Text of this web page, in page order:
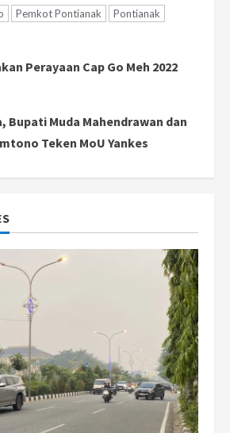
Pemkot Pontianak Pontianak
Perayaan Cap Go Meh 2022
Bupati Muda Mahendrawan dan
Teken MoU Yankes